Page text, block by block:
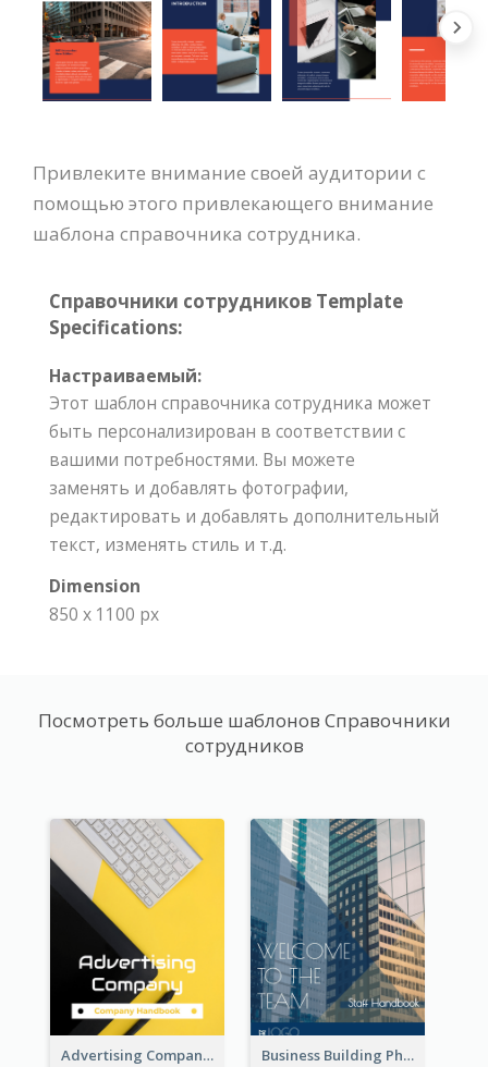
Привлеките внимание своей аудитории с
помощью этого привлекающего внимание
шаблона справочника сотрудника.
Справочники сотрудников Template
Specifications:
Настраиваемый:
Этот шаблон справочника сотрудника может
быть персонализирован в соответствии с
вашими потребностями. Вы можете
заменять и добавлять фотографии,
редактировать и добавлять дополнительный
текст, изменять стиль и т.д.
Dimension
850 x 1100 px
Посмотреть больше шаблонов Справочники
сотрудников
Advertising Company Employee Handbook Business Building Photo Employee Handbook